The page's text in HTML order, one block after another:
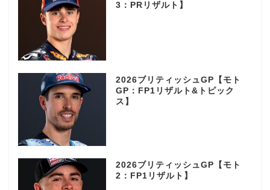
3：PRリザルト】
2026ブリティッシュGP【モト
GP：FP1リザルト&トピック
ス】
2026ブリティッシュGP【モト
2：FP1リザルト】